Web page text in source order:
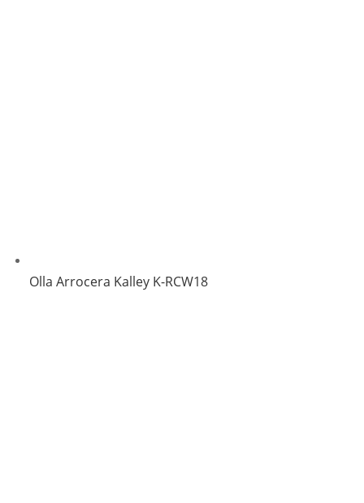
Olla Arrocera Kalley K-RCW18